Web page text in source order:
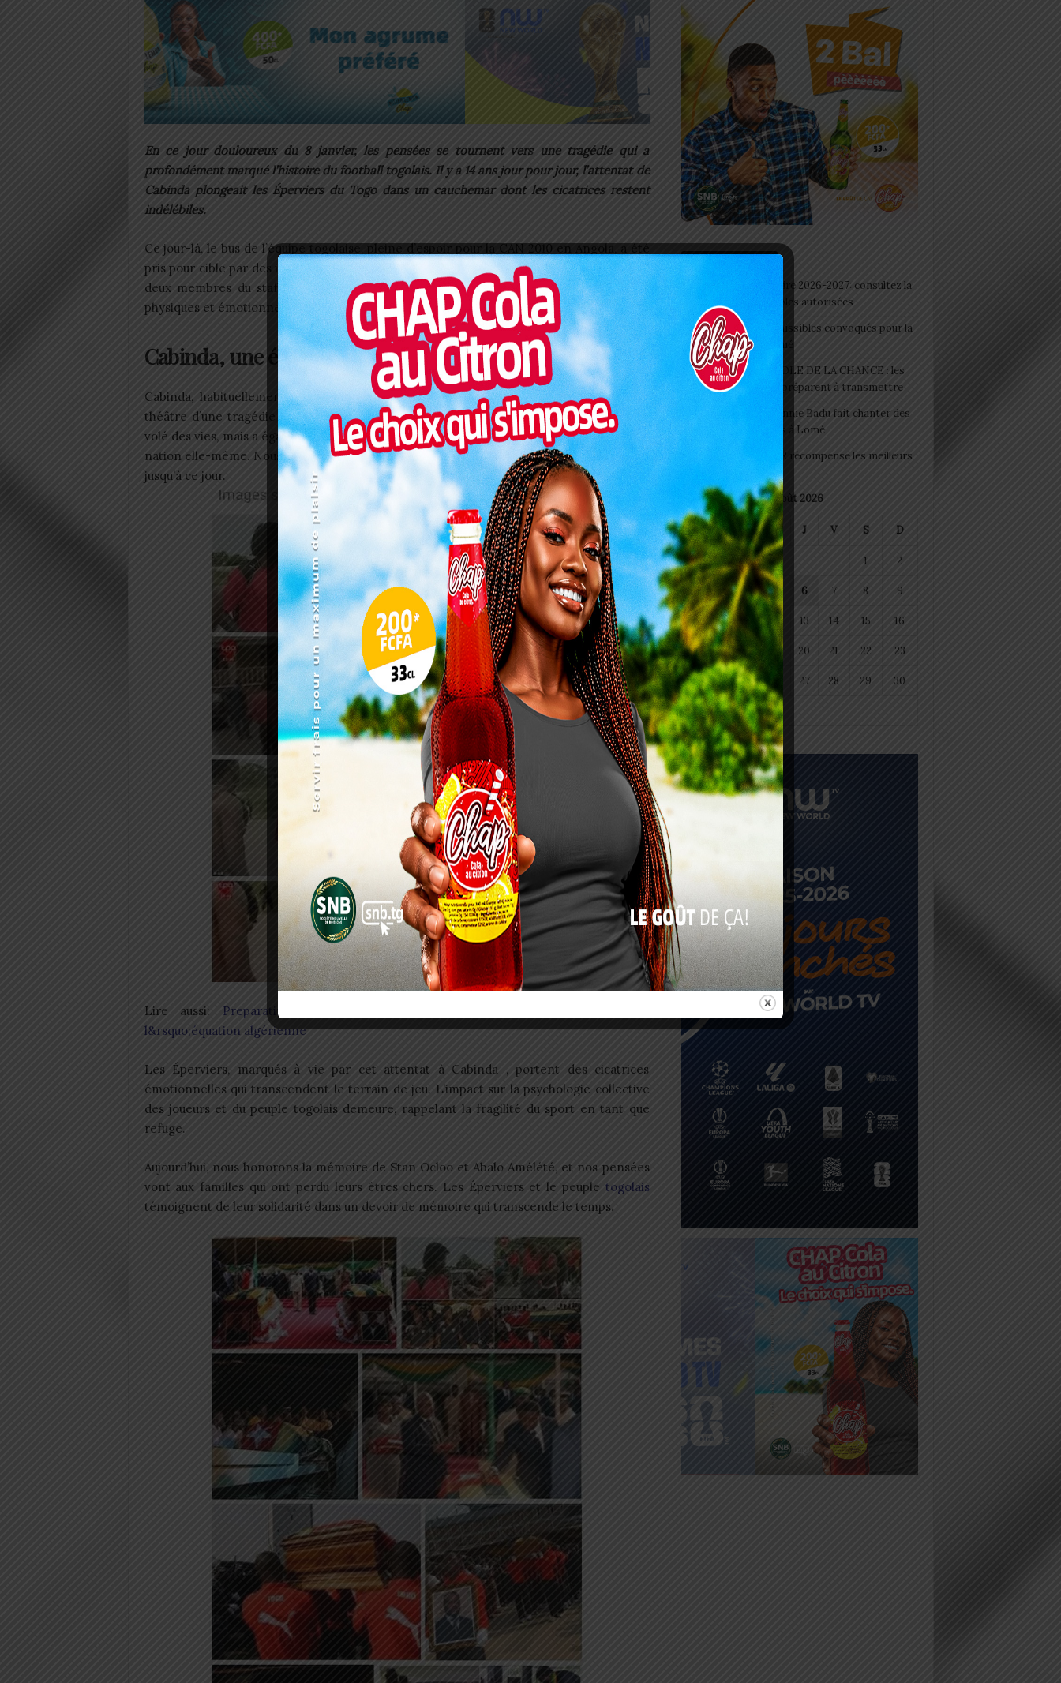
En ce jour douloureux du 8 janvier, les pensées se tournent vers une tragédie qui a
profondément marqué l’histoire du football togolais. Il y a 14 ans jour pour jour, l’attentat de
Cabinda plongeait les Éperviers du Togo dans un cauchemar dont les cicatrices restent
indélébiles.
Ce jour-là, le bus de l’équipe togolaise, pleine d’espoir pour la CAN 2010 en Angola, a été
pris pour cible par des individus sans scrupules à Cabinda. L’attaque a laissé derrière elle
deux membres du staff, Stan Ocloo et Abalo Amélété, morts, et a laissé des blessés
physiques et émotionnels parmi les survivants.
Cabinda, une épreuve inoubliable
Cabinda, habituellement une enclave paisible du territoire angolais, est devenue le
théâtre d’une tragédie sportive inattendue. Cet acte impardonnable a non seulement
volé des vies, mais a également laissé une empreinte durable sur le football togolais et la
nation elle-même. Nous pouvons citer la gardien Obilalé Kodjovi qui est resté handicapé
jusqu’à ce jour.
Lire aussi: Preparatifs CAN 2024: Les Éperviers locaux impuissants face à
l&rsquo;équation algérienne
Les Éperviers, marqués à vie par cet attentat à Cabinda , portent des cicatrices
émotionnelles qui transcendent le terrain de jeu. L’impact sur la psychologie collective
des joueurs et du peuple togolais demeure, rappelant la fragilité du sport en tant que
refuge.
Aujourd’hui, nous honorons la mémoire de Stan Ocloo et Abalo Amélété, et nos pensées
vont aux familles qui ont perdu leurs êtres chers. Les Éperviers et le peuple togolais
témoignent de leur solidarité dans un devoir de mémoire qui transcende le temps.
Articles récents
Togo/ Rentrée scolaire 2026-2027: consultez la
liste officielle des écoles autorisées
ESSAL 2026 : les admissibles convoqués pour la
visite médicale à Lomé
SWEDD+ Togo / ECOLE DE LA CHANCE : les
maitres-artisans se préparent à transmettre
Glory Night 2026: Sonnie Badu fait chanter des
milliers de personnes à Lomé
Vogan : AGRI-ESPOIR récompense les meilleurs
août 2026
L M M J V S D
1 2
3 4 5 6 7 8 9
10 11 12 13 14 15 16
17 18 20 21 22 23
24 25 26 27 28 29 30
31
« Juil